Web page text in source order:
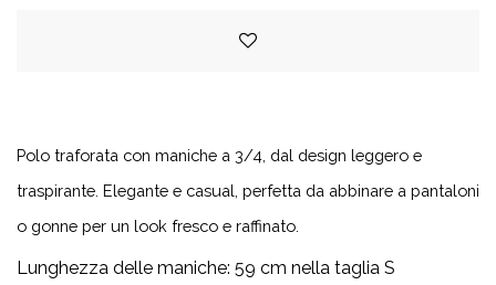
Polo traforata con maniche a 3/4, dal design leggero e
traspirante. Elegante e casual, perfetta da abbinare a pantaloni
o gonne per un look fresco e raffinato.
Lunghezza delle maniche: 59 cm nella taglia S